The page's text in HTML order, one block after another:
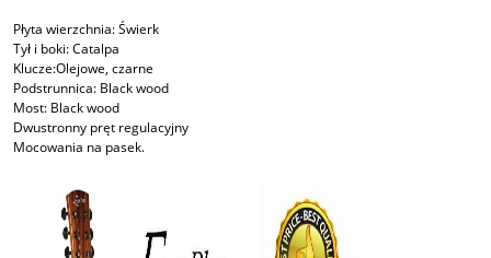
Płyta wierzchnia: Świerk
Tył i boki: Catalpa
Klucze:Olejowe, czarne
Podstrunnica: Black wood
Most: Black wood
Dwustronny pręt regulacyjny
Mocowania na pasek.